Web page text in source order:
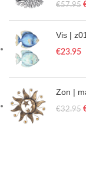
€57.95
Vis |
€23.95
Zon |
€32.95